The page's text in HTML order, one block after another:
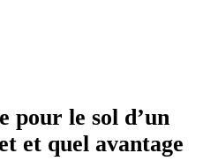
pour le sol d’un
et quel avantage